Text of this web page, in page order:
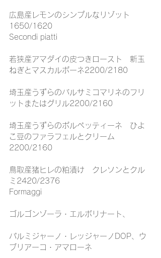
広島産レモンのシンプルなリゾット
1650/1620
Secondi piatti
若狭産アマダイの皮つきロースト　新玉
ねぎとマスカルポーネ2200/2180
埼玉産うずらのバルサミコマリネのフリ
ットまたはグリル2200/2160
埼玉産うずらのポルペッティーネ　ひよ
こ豆のファラフェルとクリーム
2200/2160
鳥取産猪ヒレの粕漬け　クレソンとクル
ミ2420/2376
Formaggi
ゴルゴンゾーラ・エルボリナート、
パルミジャーノ・レッジャーノDOP、ウ
ブリアーコ・アマローネ